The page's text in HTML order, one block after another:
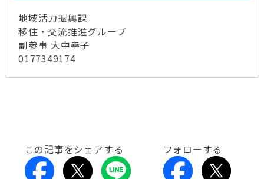
地域活力振興課
移住・交流推進グループ
副参事 大中幸子
0177349174
この記事をシェアする フォローする